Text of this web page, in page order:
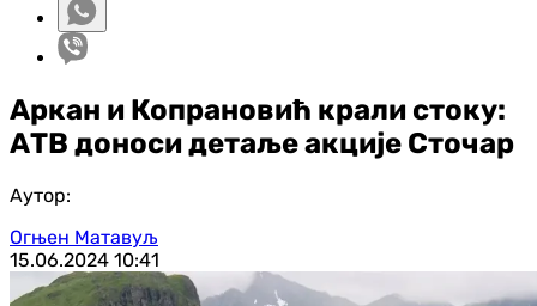
Аркан и Копрановић крали стоку:
АТВ доноси детаље акције Сточар
Аутор:
Огњен Матавуљ
15.06.2024 10:41